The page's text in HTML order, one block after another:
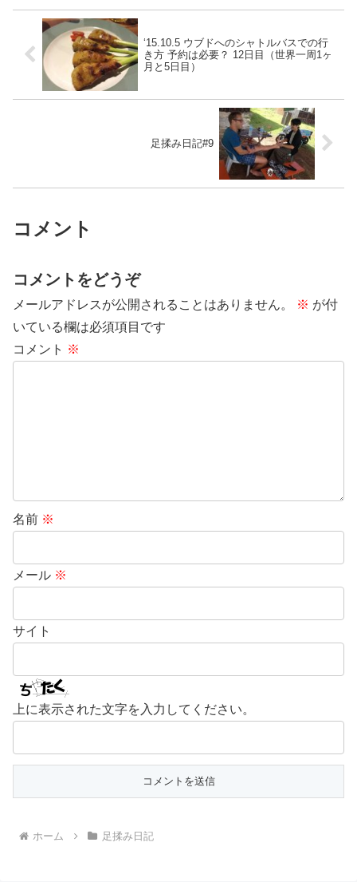
‘15.10.5 ウブドへのシャトルバスでの行
き方 予約は必要？ 12日目（世界一周1ヶ
月と5日目）
足揉み日記#9
コメント
コメントをどうぞ
メールアドレスが公開されることはありません。 ※ が付
いている欄は必須項目です
コメント ※
名前 ※
メール ※
サイト
上に表示された文字を入力してください。
ホーム 足揉み日記